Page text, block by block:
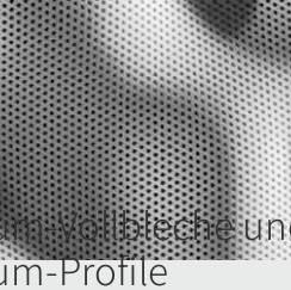
Vollbleche
Profile